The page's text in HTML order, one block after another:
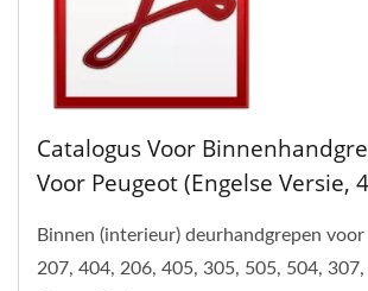
Catalogus Voor
Voor Peugeot (Engelse Versie,
Binnen (interieur) deurhandgrepen
207, 404, 206, 405, 305, 505, 504, 307,